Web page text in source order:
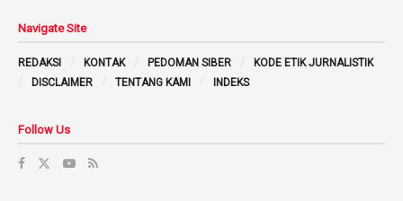
Navigate Site
REDAKSI KONTAK PEDOMAN SIBER
KODE ETIK JURNALISTIK
DISCLAIMER
TENTANG KAMI INDEKS
Follow Us